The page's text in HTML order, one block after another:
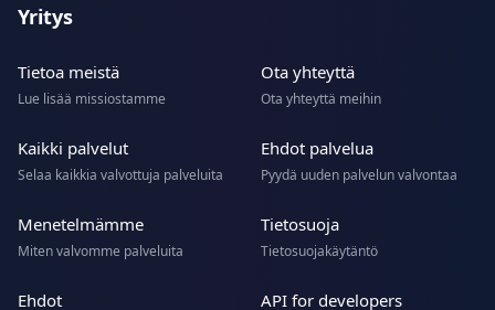
Yritys
Tietoa meistä
Lue lisää missiostamme
Ota yhteyttä
Ota yhteyttä meihin
Kaikki palvelut
Selaa kaikkia valvottuja palveluita
Ehdot palvelua
Pyydä uuden palvelun valvontaa
Menetelmämme
Miten valvomme palveluita
Tietosuoja
Tietosuojakäytäntö
Ehdot API for developers